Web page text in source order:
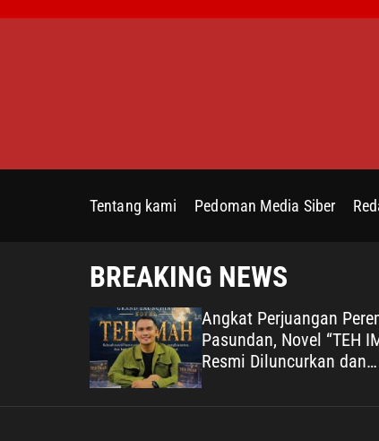
o
Tentang kami Pedoman Media Siber
BREAKING NEWS
Angkat Perjuangan
Pasundan, Novel “TEH
Resmi Diluncurkan dan
Diharapkan Tembus Layar